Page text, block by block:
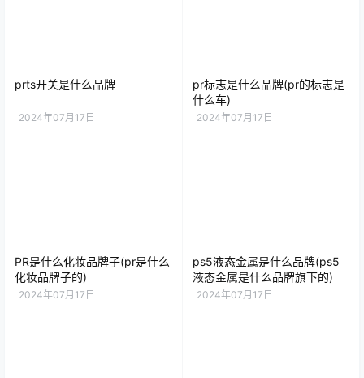
prts开关是什么品牌
2024年07月17日
pr标志是什么品牌(pr的标志是
什么车)
2024年07月17日
PR是什么化妆品牌子(pr是什么
化妆品牌子的)
2024年07月17日
ps5液态金属是什么品牌(ps5
液态金属是什么品牌旗下的)
2024年07月17日